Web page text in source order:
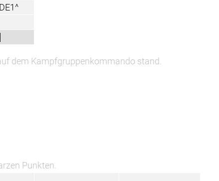
dem Kampfgruppenkommando stand.
Punkten.